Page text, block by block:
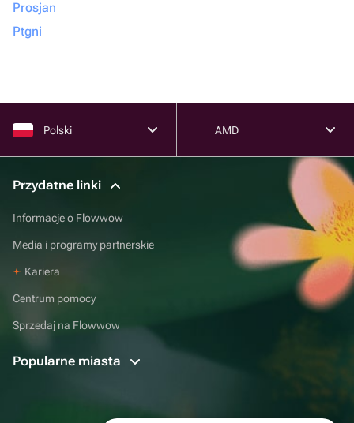
Prosjan
Ptgni
Polski AMD
Przydatne linki
Informacje o Flowwow
Media i programy partnerskie
Kariera
Centrum pomocy
Sprzedaj na Flowwow
Popularne miasta